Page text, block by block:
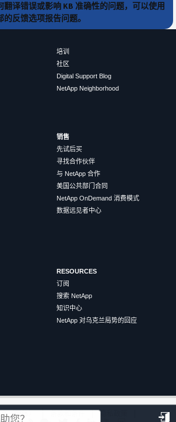
翻译错误或影响 KB 准确性的问题，可以使用
的反馈选项报告问题。
培训
社区
Digital Support Blog
NetApp Neighborhood
销售
先试后买
寻找合作伙伴
与 NetApp 合作
美国公共部门合同
NetApp OnDemand 消费模式
数据远见者中心
RESOURCES
订阅
搜索 NetApp
知识中心
NetApp 对乌克兰局势的回应
（简体） 条款和条件
隐私政策